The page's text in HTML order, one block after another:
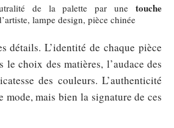
de la palette par une touche
lampe design, pièce chinée
détails. L’identité de chaque pièce
le choix des matières, l’audace des
des couleurs. L’authenticité
mode, mais bien la signature de ces